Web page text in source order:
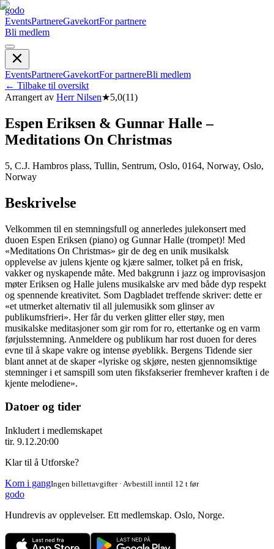
godo
EventsPartnereGavekortFor partnere
Bli medlem
EventsPartnereGavekortFor partnereBli medlem
← Tilbake til oversikt
Arrangert av Herr Nilsen★5,0(11)
Espen Eriksen & Gunnar Halle –
Meditations On Christmas
5, C.J. Hambros plass, Tullin, Sentrum, Oslo, 0164, Norway, Oslo,
Norway
Beskrivelse
Velkommen til en stemningsfull og annerledes julekonsert med
duoen Espen Eriksen (piano) og Gunnar Halle (trompet)! Med
«Meditations On Christmas» gir de deg en unik musikalsk
opplevelse av julens kjente og kjære salmer, tolket på en frisk,
vakker og nyskapende måte. Med bakgrunn i jazz og improvisasjon
møter Eriksen og Halle julens musikalske arv med både dyp respekt
og spennende kreativitet. Som Dagbladet treffende skriver: dette er
«et utmerket alternativ til all julemusikk som glinser av
publikumsfrieri». Her får du verken glitter eller støy, men
musikalske meditasjoner som gir rom for ro, ettertanke og en varm
førjulsstemning. Anmeldere og publikum har rost duoen for deres
evne til å skape vakre og intense øyeblikk. Bergens Tidende sier
blant annet at de skaper «lyriske og skjøre, nesten gjennomsiktige
stemninger i et samspill som uten fiksfakserier fremhever kraften i de
kjente melodiene».
Datoer og tider
Inkludert i medlemskapet
tir. 9.12.20:00
Klar til å Utforske?
Kom i gangIngen billettavgifter · Avbestill inntil 12 t før
godo
Hundrevis av opplevelser. Ett medlemskap. Oslo, Norge.